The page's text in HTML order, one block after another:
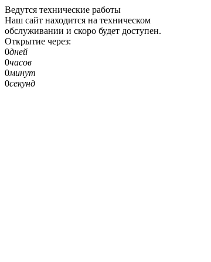
Ведутся технические работы
Наш сайт находится на техническом
обслуживании и скоро будет доступен.
Открытие через:
0дней
0часов
0минут
0секунд